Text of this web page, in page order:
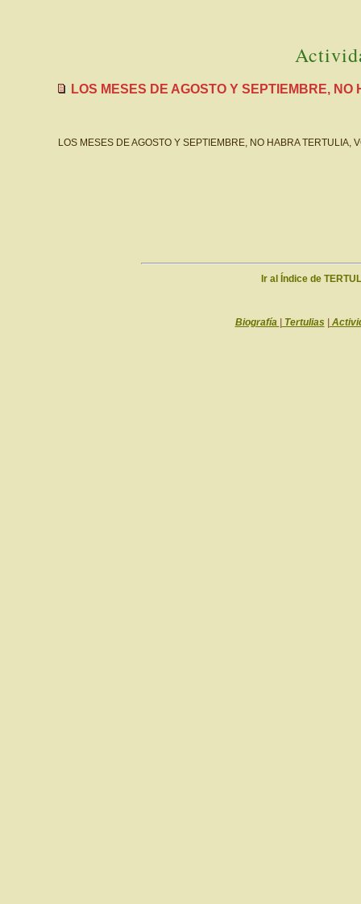
LOS MESES DE AGOSTO Y SEPTIEMBRE,
LOS MESES DE AGOSTO Y SEPTIEMBRE, NO HABRA TERTULIA,
Ir al Índice de
Biografía Tertulias